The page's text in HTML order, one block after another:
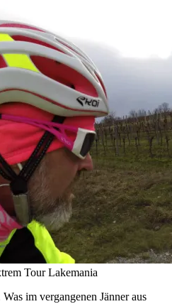
Tour Lakemania
im vergangenen Jänner aus